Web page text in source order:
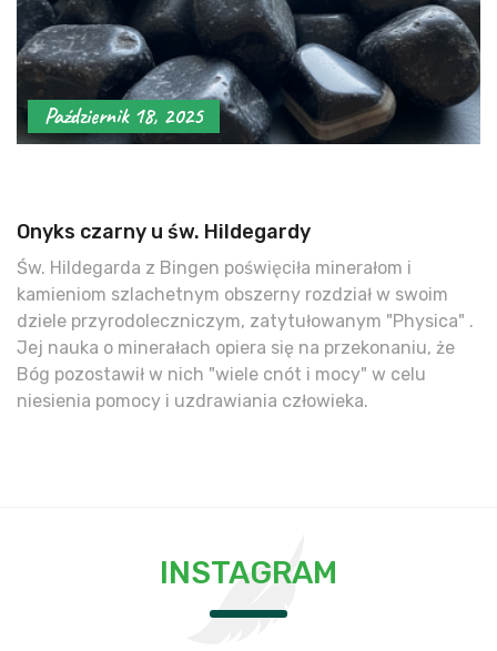
Październik 18, 2025
Onyks czarny u św. Hildegardy
Św. Hildegarda z Bingen poświęciła minerałom i
kamieniom szlachetnym obszerny rozdział w swoim
dziele przyrodoleczniczym, zatytułowanym "Physica" .
Jej nauka o minerałach opiera się na przekonaniu, że
Bóg pozostawił w nich "wiele cnót i mocy" w celu
niesienia pomocy i uzdrawiania człowieka.
INSTAGRAM